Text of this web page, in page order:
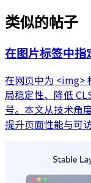
类似的帖子
在图片标签中
在网页中为 <img>
局稳定性、降低
号。本文从技术角
提升页面性能与可